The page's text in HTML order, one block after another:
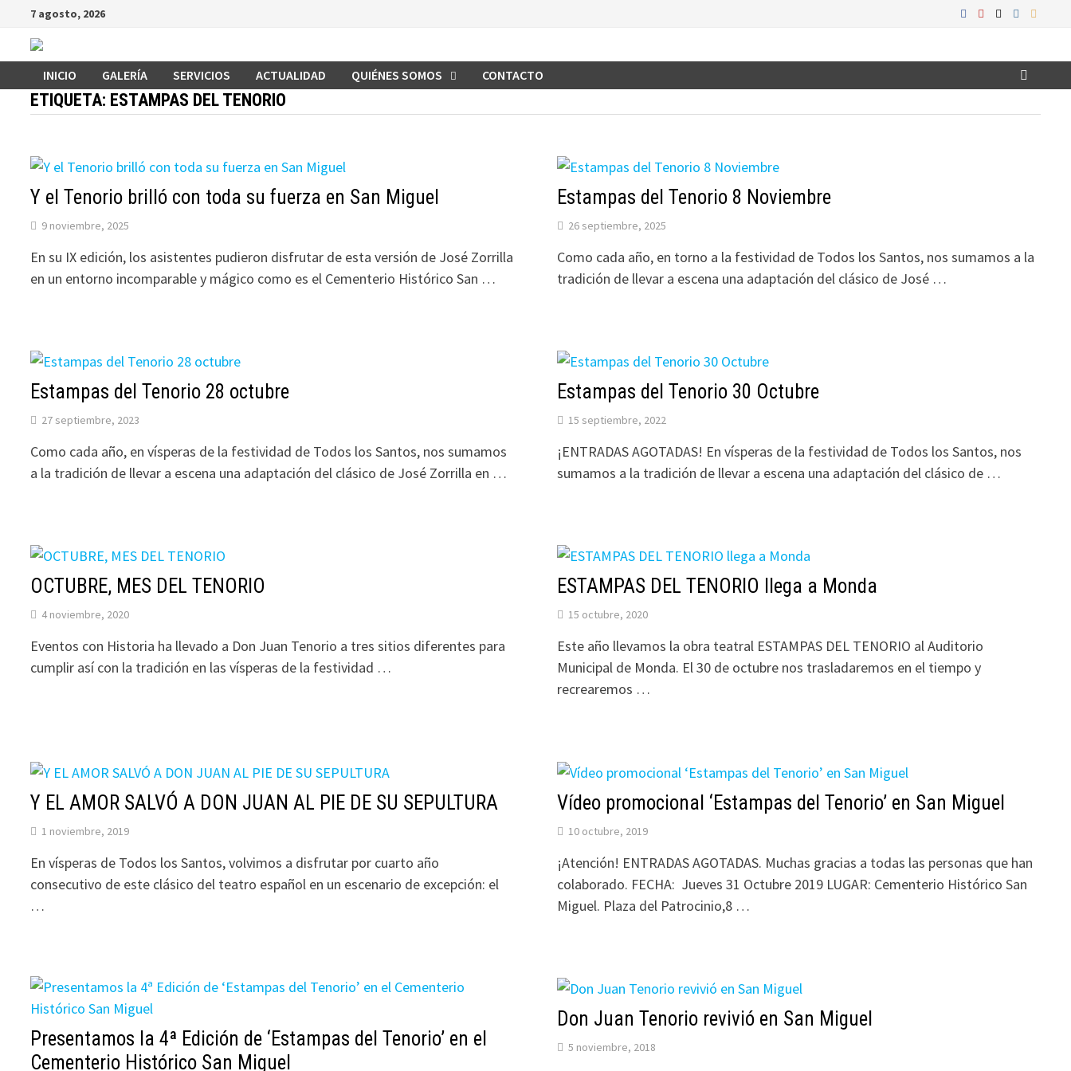
Saltar
contenido
7 agosto, 2026
INICIO GALERÍA SERVICIOS ACTUALIDAD QUIÉNES SOMOS CONTACTO
ETIQUETA: ESTAMPAS DEL TENORIO
Y el Tenorio brilló con toda su fuerza en San Miguel
9 noviembre, 2025
En su IX edición, los asistentes pudieron disfrutar de esta versión de José Zorrilla
en un entorno incomparable y mágico como es el Cementerio Histórico San …
Estampas del Tenorio 8 Noviembre
26 septiembre, 2025
Como cada año, en torno a la festividad de Todos los Santos, nos sumamos a la
tradición de llevar a escena una adaptación del clásico de José …
Estampas del Tenorio 28 octubre
27 septiembre, 2023
Como cada año, en vísperas de la festividad de Todos los Santos, nos sumamos
a la tradición de llevar a escena una adaptación del clásico de José Zorrilla en …
Estampas del Tenorio 30 Octubre
15 septiembre, 2022
¡ENTRADAS AGOTADAS! En vísperas de la festividad de Todos los Santos, nos
sumamos a la tradición de llevar a escena una adaptación del clásico de …
OCTUBRE, MES DEL TENORIO
4 noviembre, 2020
Eventos con Historia ha llevado a Don Juan Tenorio a tres sitios diferentes para
cumplir así con la tradición en las vísperas de la festividad …
ESTAMPAS DEL TENORIO llega a Monda
15 octubre, 2020
Este año llevamos la obra teatral ESTAMPAS DEL TENORIO al Auditorio
Municipal de Monda. El 30 de octubre nos trasladaremos en el tiempo y
recrearemos …
Y EL AMOR SALVÓ A DON JUAN AL PIE DE SU SEPULTURA
1 noviembre, 2019
En vísperas de Todos los Santos, volvimos a disfrutar por cuarto año
consecutivo de este clásico del teatro español en un escenario de excepción: el
…
Vídeo promocional ‘Estampas del Tenorio’ en San Miguel
10 octubre, 2019
¡Atención! ENTRADAS AGOTADAS. Muchas gracias a todas las personas que han
colaborado. FECHA: Jueves 31 Octubre 2019 LUGAR: Cementerio Histórico San
Miguel. Plaza del Patrocinio,8 …
Presentamos la 4ª Edición de ‘Estampas del Tenorio’ en el
Cementerio Histórico San Miguel
Don Juan Tenorio revivió en San Miguel
5 noviembre, 2018